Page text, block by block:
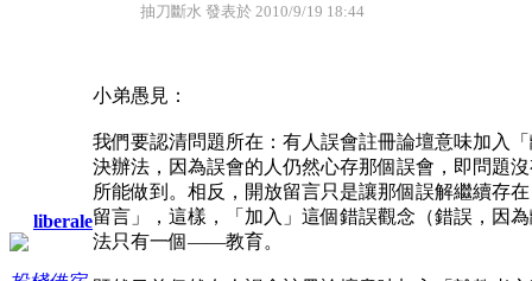
liberale
抽刀斷水 發表於 2010/9/19 18:44
小弟愚見：
我們要認清問題所在：有人誤會註冊論壇意味加入
決辦法，因為誤會的人仍然心存那個誤會，即問題
所能做到。相反，開放留言只是讓那個誤解繼續存
留言」，這樣，「加入」這個錯誤觀念（錯誤，因
法只有一個——教育。